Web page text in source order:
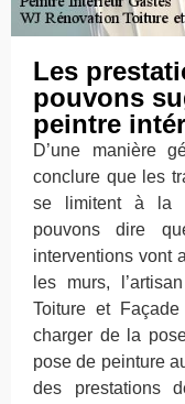
Les
pouvons
peintre
D’une manière
conclure que les
se limitent à la
pouvons dire
interventions vont
les murs,
Toiture et
charger de la
pose de peinture
des prestations